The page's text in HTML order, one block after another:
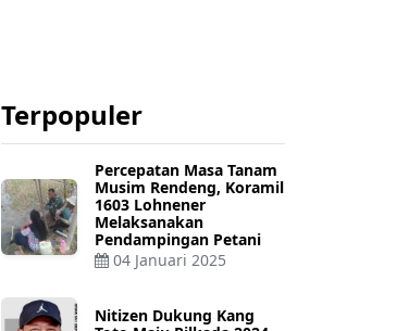
Terpopuler
Percepatan Masa Tanam
Musim Rendeng, Koramil
1603 Lohnener
Melaksanakan
Pendampingan Petani
04 Januari 2025
Nitizen Dukung Kang